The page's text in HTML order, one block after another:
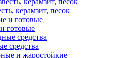
керамзит, песок
готовые
средства